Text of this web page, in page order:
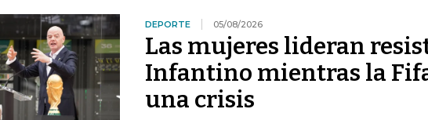
DEPORTE 05/08/2026
Las mujeres lideran
Infantino mientras la
una crisis